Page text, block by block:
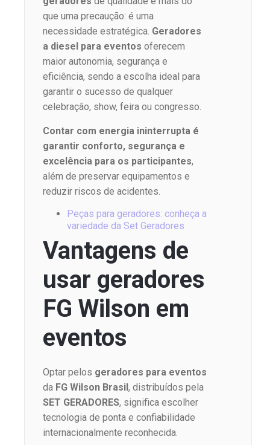
que uma precaução: é uma
necessidade estratégica. Geradores
a diesel para eventos oferecem
maior autonomia, segurança e
eficiência, sendo a escolha ideal para
garantir o sucesso de qualquer
celebração, show, feira ou congresso.
Contar com energia ininterrupta é
garantir conforto, segurança e
excelência para os participantes,
além de preservar equipamentos e
reduzir riscos de acidentes.
Peças para geradores: conheça a
variedade da Set Geradores
Vantagens de
usar geradores
FG Wilson em
eventos
Optar pelos geradores para eventos
da FG Wilson Brasil, distribuídos pela
SET GERADORES, significa escolher
tecnologia de ponta e confiabilidade
internacionalmente reconhecida.